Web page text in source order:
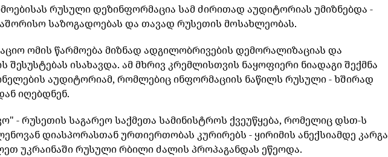
რუსულიდეზინფორმაცია სამძირითად აუდიტორიას უმიზნებდა -
საზოგადოებას და თავად რუსეთის მოსახლეობას.
ომის წარმოება მიზნად ადგილობრივების დემორალიზაციას და
შესუსტებას ისახავდა.ამმხრივ კრემლისთვის ნაყოფიერი ნიადაგიშექმნა
აუდიტორიამ,რომლებიცინფორმაციის ნაწილს რუსული-ხშირად
იღებდნენ.
" -რუსეთის საგარეოსაქმეთა სამინისტროს ქვეუწყება,რომელიცდსთ-ს
დიასპორასთანურთიერთობას კურირებს - ყირიმის ანექსიამდე კარგა
უკრაინაშირუსულირბილიძალის პროპაგანდას ეწეოდა.